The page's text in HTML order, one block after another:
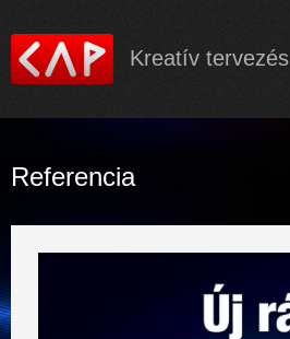
Kreatív tervezés
Referencia